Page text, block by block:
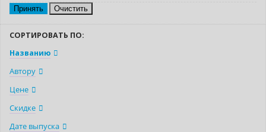
Очистить
СОРТИРОВАТЬ ПО:
Названию
Автору
Цене
Скидке
Дате выпуска